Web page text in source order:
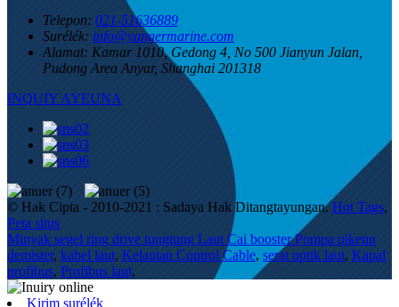
Telepon: 021-51636889
Surélék: info@yangermarine.com
Alamat: Kamar 1010, Gedong 4, No 500 Jianyun Jalan,
Pudong Area Anyar, Shanghai 201318
INQUIY AYEUNA
© Hak Cipta - 2010-2021 : Sadaya Hak Ditangtayungan. Hot Tags,
Peta situs
Minyak segel ring drive tungtung Laut Cai booster Pompa pikeun
demister, kabel laut, Kelautan Control Cable, serat optik laut, Kapal
profibus, Profibus laut,
Kirim surélék